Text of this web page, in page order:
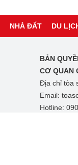
NHÀ ĐẤT DU
BẢN
CƠ QUAN
Địa chỉ tòa
Email:
Hotline: